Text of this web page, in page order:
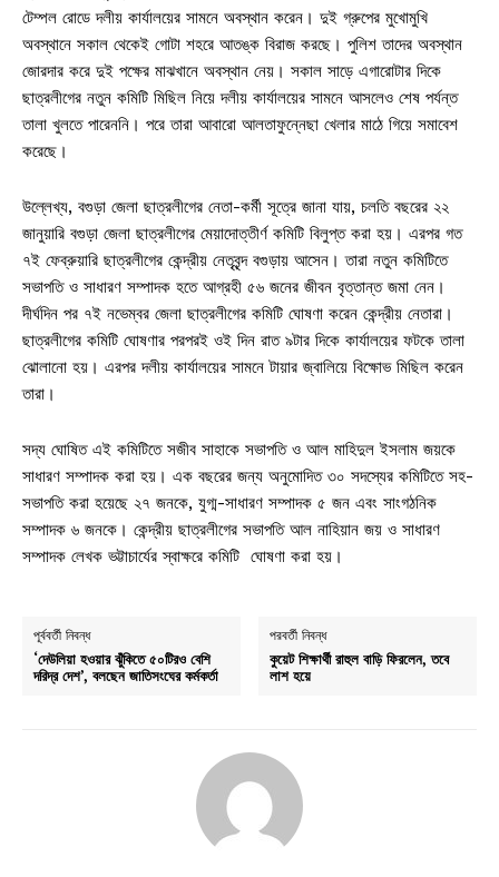
টেম্পল রোডে দলীয় কার্যালয়ের সামনে অবস্থান করেন। দুই গ্রুপের মুখোমুখি
অবস্থানে সকাল থেকেই গোটা শহরে আতঙ্ক বিরাজ করছে। পুলিশ তাদের অবস্থান
জোরদার করে দুই পক্ষের মাঝখানে অবস্থান নেয়। সকাল সাড়ে এগারোটার দিকে
ছাত্রলীগের নতুন কমিটি মিছিল নিয়ে দলীয় কার্যালয়ের সামনে আসলেও শেষ পর্যন্ত
তালা খুলতে পারেননি। পরে তারা আবারো আলতাফুন্নেছা খেলার মাঠে গিয়ে সমাবেশ
করেছে।
উল্লেখ্য, বগুড়া জেলা ছাত্রলীগের নেতা-কর্মী সূত্রে জানা যায়, চলতি বছরের ২২
জানুয়ারি বগুড়া জেলা ছাত্রলীগের মেয়াদোত্তীর্ণ কমিটি বিলুপ্ত করা হয়। এরপর গত
৭ই ফেব্রুয়ারি ছাত্রলীগের কেন্দ্রীয় নেতৃবৃন্দ বগুড়ায় আসেন। তারা নতুন কমিটিতে
সভাপতি ও সাধারণ সম্পাদক হতে আগ্রহী ৫৬ জনের জীবন বৃত্তান্ত জমা নেন।
দীর্ঘদিন পর ৭ই নভেম্বর জেলা ছাত্রলীগের কমিটি ঘোষণা করেন কেন্দ্রীয় নেতারা।
ছাত্রলীগের কমিটি ঘোষণার পরপরই ওই দিন রাত ৯টার দিকে কার্যালয়ের ফটকে তালা
ঝোলানো হয়। এরপর দলীয় কার্যালয়ের সামনে টায়ার জ্বালিয়ে বিক্ষোভ মিছিল করেন
তারা।
সদ্য ঘোষিত এই কমিটিতে সজীব সাহাকে সভাপতি ও আল মাহিদুল ইসলাম জয়কে
সাধারণ সম্পাদক করা হয়। এক বছরের জন্য অনুমোদিত ৩০ সদস্যের কমিটিতে সহ-
সভাপতি করা হয়েছে ২৭ জনকে, যুগ্ম-সাধারণ সম্পাদক ৫ জন এবং সাংগঠনিক
সম্পাদক ৬ জনকে। কেন্দ্রীয় ছাত্রলীগের সভাপতি আল নাহিয়ান জয় ও সাধারণ
সম্পাদক লেখক ভট্টাচার্যের স্বাক্ষরে কমিটি ঘোষণা করা হয়।
পূর্ববর্তী নিবন্ধ
‘দেউলিয়া হওয়ার ঝুঁকিতে ৫০টিরও বেশি
দরিদ্র দেশ’, বলছেন জাতিসংঘের কর্মকর্তা
পরবর্তী নিবন্ধ
কুয়েট শিক্ষার্থী রাহুল বাড়ি ফিরলেন, তবে
লাশ হয়ে